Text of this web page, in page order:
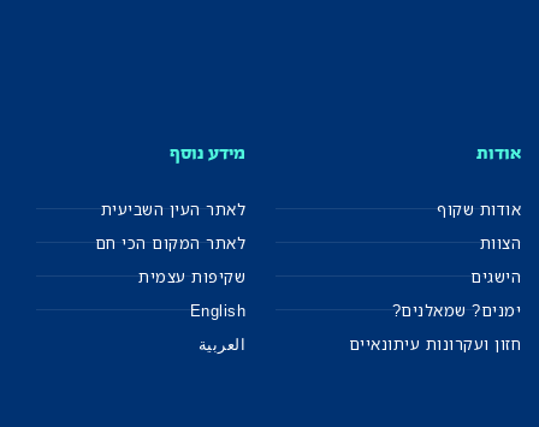
אודות
אודות שקוף
הצוות
הישגים
ימנים? שמאלנים?
חזון ועקרונות עיתונאיים
מידע נוסף
לאתר העין השביעית
לאתר המקום הכי חם
שקיפות עצמית
English
العربية